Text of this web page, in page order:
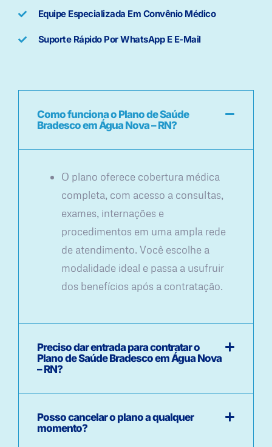
Equipe Especializada Em Convênio Médico
Suporte Rápido Por WhatsApp E E-Mail
Como funciona o Plano de Saúde
Bradesco em Água Nova – RN?
O plano oferece cobertura médica
completa, com acesso a consultas,
exames, internações e
procedimentos em uma ampla rede
de atendimento. Você escolhe a
modalidade ideal e passa a usufruir
dos benefícios após a contratação.
Preciso dar entrada para contratar o
Plano de Saúde Bradesco em Água Nova
– RN?
Posso cancelar o plano a qualquer
momento?